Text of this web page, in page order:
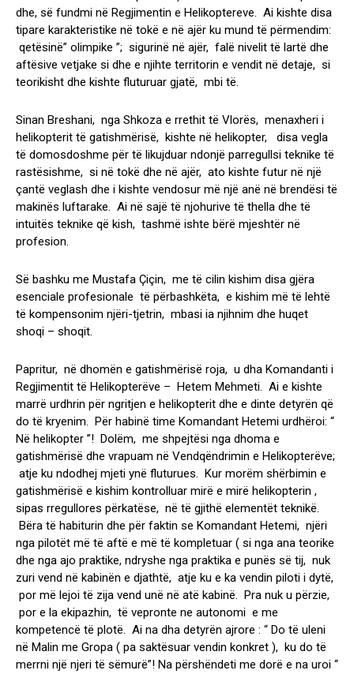
dhe, së fundmi në Regjimentin e Helikoptereve. Ai kishte disa
tipare karakteristike në tokë e në ajër ku mund të përmendim:
qetësinë” olimpike ”; sigurinë në ajër, falë nivelit të lartë dhe
aftësive vetjake si dhe e njihte territorin e vendit në detaje, si
teorikisht dhe kishte fluturuar gjatë, mbi të.
Sinan Breshani, nga Shkoza e rrethit të Vlorës, menaxheri i
helikopterit të gatishmërisë, kishte në helikopter, disa vegla
të domosdoshme për të likujduar ndonjë parregullsi teknike të
rastësishme, si në tokë dhe në ajër, ato kishte futur në një
çantë veglash dhe i kishte vendosur më një anë në brendësi të
makinës luftarake. Ai në sajë të njohurive të thella dhe të
intuitës teknike që kish, tashmë ishte bërë mjeshtër në
profesion.
Së bashku me Mustafa Çiçin, me të cilin kishim disa gjëra
esenciale profesionale të përbashkëta, e kishim më të lehtë
të kompensonim njëri-tjetrin, mbasi ia njihnim dhe huqet
shoqi – shoqit.
Papritur, në dhomën e gatishmërisë roja, u dha Komandanti i
Regjimentit të Helikopterëve – Hetem Mehmeti. Ai e kishte
marrë urdhrin për ngritjen e helikopterit dhe e dinte detyrën që
do të kryenim. Për habinë time Komandant Hetemi urdhëroi: “
Në helikopter ”! Dolëm, me shpejtësi nga dhoma e
gatishmërisë dhe vrapuam në Vendqëndrimin e Helikopterëve;
atje ku ndodhej mjeti ynë fluturues. Kur morëm shërbimin e
gatishmërisë e kishim kontrolluar mirë e mirë helikopterin ,
sipas rregullores përkatëse, në të gjithë elementët teknikë.
Bëra të habiturin dhe për faktin se Komandant Hetemi, njëri
nga pilotët më të aftë e më të kompletuar ( si nga ana teorike
dhe nga ajo praktike, ndryshe nga praktika e punës së tij, nuk
zuri vend në kabinën e djathtë, atje ku e ka vendin piloti i dytë,
por më lejoi të zija vend unë në atë kabinë. Pra nuk u përzie,
por e la ekipazhin, të vepronte ne autonomi e me
kompetencë të plotë. Ai na dha detyrën ajrore : “ Do të uleni
në Malin me Gropa ( pa saktësuar vendin konkret ), ku do të
merrni një njeri të sëmurë”! Na përshëndeti me dorë e na uroi “